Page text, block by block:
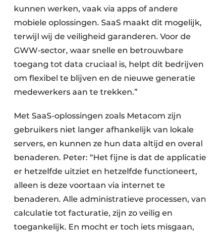
kunnen werken, vaak via apps of andere
mobiele oplossingen. SaaS maakt dit mogelijk,
terwijl wij de veiligheid garanderen. Voor de
GWW-sector, waar snelle en betrouwbare
toegang tot data cruciaal is, helpt dit bedrijven
om flexibel te blijven en de nieuwe generatie
medewerkers aan te trekken.”
Met SaaS-oplossingen zoals Metacom zijn
gebruikers niet langer afhankelijk van lokale
servers, en kunnen ze hun data altijd en overal
benaderen. Peter: “Het fijne is dat de applicatie
er hetzelfde uitziet en hetzelfde functioneert,
alleen is deze voortaan via internet te
benaderen. Alle administratieve processen, van
calculatie tot facturatie, zijn zo veilig en
toegankelijk. En mocht er toch iets misgaan,